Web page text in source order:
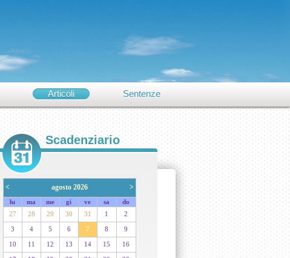
Sentenze
Articoli
Scadenziario
< agosto 2026 >
lu ma me gi ve sa
do
27
28 29 30 31 1 2
3 4 5 6 7 8 9
10 11 12 13 14 15 16